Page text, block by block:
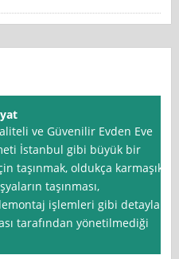
ve Güvenilir Evden Eve
İstanbul gibi büyük bir
taşınmak, oldukça karmaşık
taşınması,
işlemleri gibi detaylar,
tarafından yönetilmediği